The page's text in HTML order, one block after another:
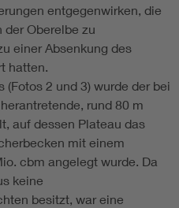
entgegenwirken, die
der Oberelbe zu
einer Absenkung des
hatten.
(Fotos 2 und 3) wurde der bei
rund 80 m
auf dessen Plateau das
mit einem
cbm angelegt wurde. Da
keine
besitzt, war eine